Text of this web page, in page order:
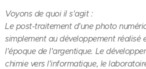
Voyons de quoi il s'agit :
Le post-traitement d'une photo
simplement au développement réalisé
l'époque de l'argentique. Le
chimie vers l'informatique, le